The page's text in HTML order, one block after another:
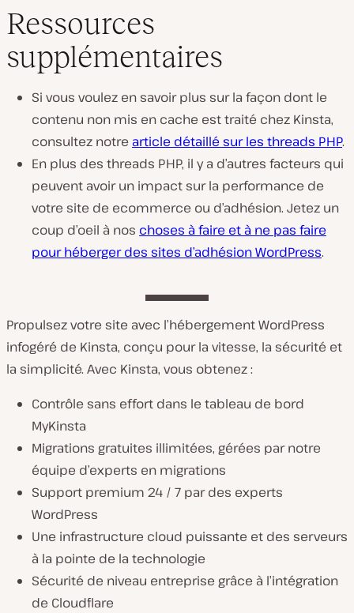
Ressources
supplémentaires
Si vous voulez en savoir plus sur la façon dont le
contenu non mis en cache est traité chez Kinsta,
consultez notre article détaillé sur les threads PHP.
En plus des threads PHP, il y a d’autres facteurs qui
peuvent avoir un impact sur la performance de
votre site de ecommerce ou d’adhésion. Jetez un
coup d’oeil à nos choses à faire et à ne pas faire
pour héberger des sites d’adhésion WordPress.
Propulsez votre site avec l’hébergement WordPress
infogéré de Kinsta, conçu pour la vitesse, la sécurité et
la simplicité. Avec Kinsta, vous obtenez :
Contrôle sans effort dans le tableau de bord
MyKinsta
Migrations gratuites illimitées, gérées par notre
équipe d’experts en migrations
Support premium 24 / 7 par des experts
WordPress
Une infrastructure cloud puissante et des serveurs
à la pointe de la technologie
Sécurité de niveau entreprise grâce à l’intégration
de Cloudflare